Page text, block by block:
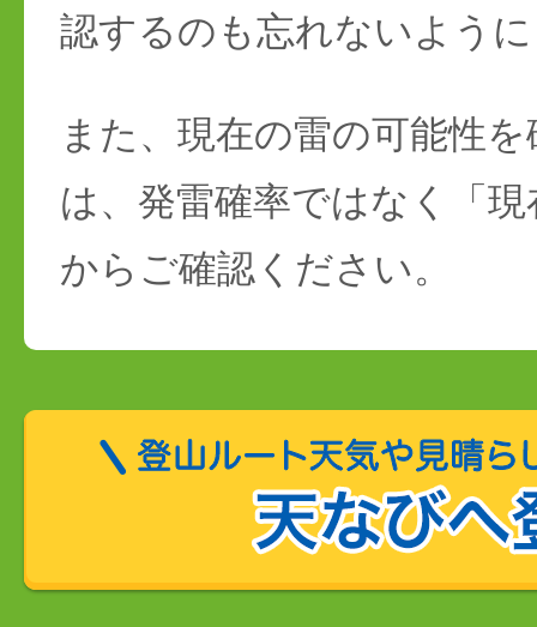
認するのも忘れないよう
また、現在の雷の可能性
は、発雷確率ではなく「
からご確認ください。